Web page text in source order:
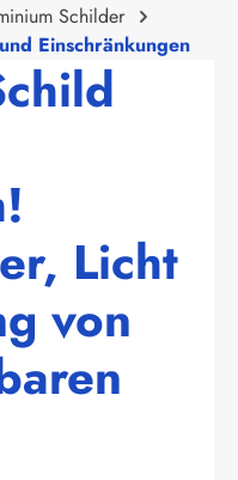
Schilder
Einschränkungen
Licht
von